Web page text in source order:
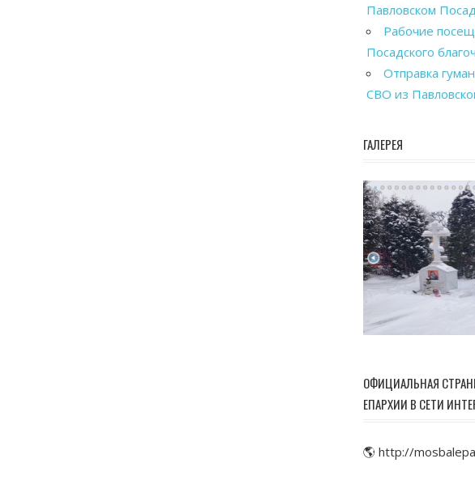
Павловском
Рабочие
Посадского
Отправка
СВО из
ГАЛЕРЕЯ
ОФИЦИАЛЬНАЯ
ЕПАРХИИ В СЕТИ
🌎 http://